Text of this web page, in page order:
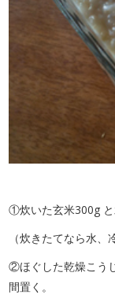
①炊いた玄米300g と
（炊きたてなら水、
②ほぐした乾燥こう
間置く。